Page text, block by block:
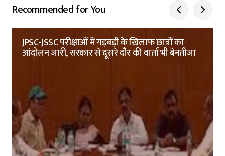
Recommended for You
JPSC-JSSC परीक्षाओं में गड़बड़ी के खिलाफ छात्रों का
आंदोलन जारी, सरकार से दूसरे दौर की वार्ता भी बेनतीजा